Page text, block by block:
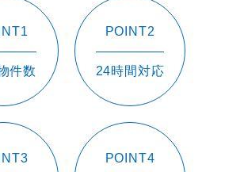
件数
POINT2
24時間対応
POINT4